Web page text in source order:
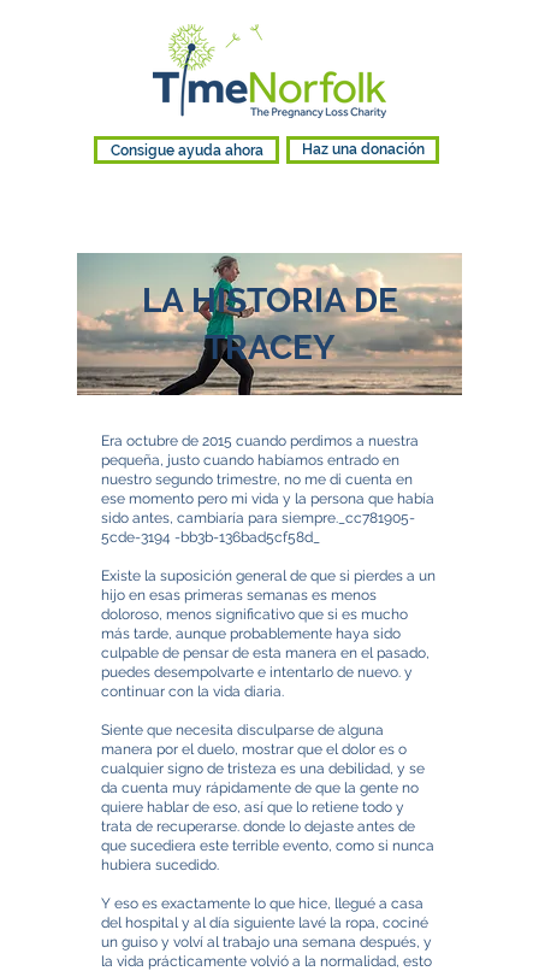
Consigue ayuda ahora Haz una donación
LA HISTORIA DE
TRACEY
Era octubre de 2015 cuando perdimos a nuestra
pequeña, justo cuando habíamos entrado en
nuestro segundo trimestre, no me di cuenta en
ese momento pero mi vida y la persona que había
sido antes, cambiaría para siempre._cc781905-
5cde-3194 -bb3b-136bad5cf58d_
Existe la suposición general de que si pierdes a un
hijo en esas primeras semanas es menos
doloroso, menos significativo que si es mucho
más tarde, aunque probablemente haya sido
culpable de pensar de esta manera en el pasado,
puedes desempolvarte e intentarlo de nuevo. y
continuar con la vida diaria.
Siente que necesita disculparse de alguna
manera por el duelo, mostrar que el dolor es o
cualquier signo de tristeza es una debilidad, y se
da cuenta muy rápidamente de que la gente no
quiere hablar de eso, así que lo retiene todo y
trata de recuperarse. donde lo dejaste antes de
que sucediera este terrible evento, como si nunca
hubiera sucedido.
Y eso es exactamente lo que hice, llegué a casa
del hospital y al día siguiente lavé la ropa, cociné
un guiso y volví al trabajo una semana después, y
la vida prácticamente volvió a la normalidad, esto